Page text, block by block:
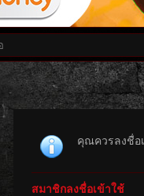
คุณควรลงชื่อ
สมาชิกลงชื่อเข้าใช้